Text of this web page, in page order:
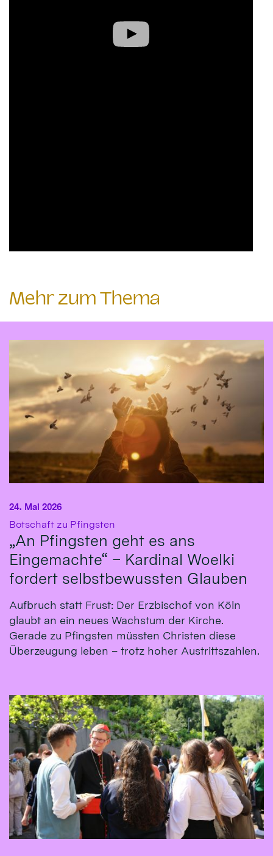
Mehr zum Thema
Botschaft zu Pfingsten
„An Pfingsten geht es ans
Eingemachte“ – Kardinal Woelki
fordert selbstbewussten Glauben
24. Mai 2026
Aufbruch statt Frust: Der Erzbischof von Köln
glaubt an ein neues Wachstum der Kirche.
Gerade zu Pfingsten müssten Christen diese
Überzeugung leben – trotz hoher Austrittszahlen.